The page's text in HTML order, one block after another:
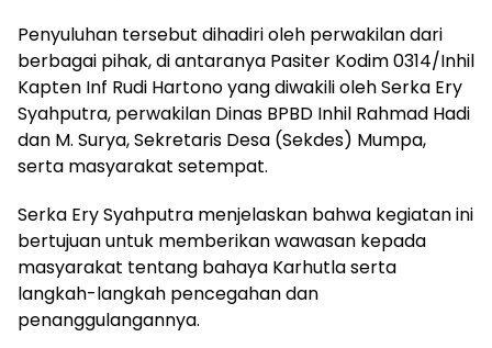
Penyuluhan tersebut dihadiri oleh perwakilan dari
berbagai pihak, di antaranya Pasiter Kodim 0314/Inhil
Kapten Inf Rudi Hartono yang diwakili oleh Serka Ery
Syahputra, perwakilan Dinas BPBD Inhil Rahmad Hadi
dan M. Surya, Sekretaris Desa (Sekdes) Mumpa,
serta masyarakat setempat.
Serka Ery Syahputra menjelaskan bahwa kegiatan ini
bertujuan untuk memberikan wawasan kepada
masyarakat tentang bahaya Karhutla serta
langkah-langkah pencegahan dan
penanggulangannya.